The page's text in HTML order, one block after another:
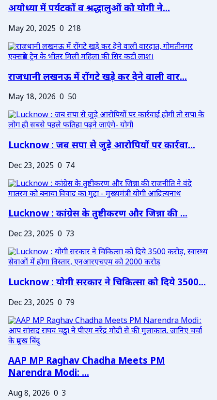
अयोध्या में पर्यटकों व श्रद्धालुओं को योगी ने...
May 20, 2025 0 218
राजधानी लखनऊ में रोंगटे खड़े कर देने वाली वार...
May 18, 2026 0 50
Lucknow : जब सपा से जुड़े आरोपियों पर कार्रवा...
Dec 23, 2025 0 74
Lucknow : कांग्रेस के तुष्टीकरण और जिन्ना की ...
Dec 23, 2025 0 73
Lucknow : योगी सरकार ने चिकित्सा को दिये 3500...
Dec 23, 2025 0 79
AAP MP Raghav Chadha Meets PM
Narendra Modi: ...
Aug 8, 2026 0 3